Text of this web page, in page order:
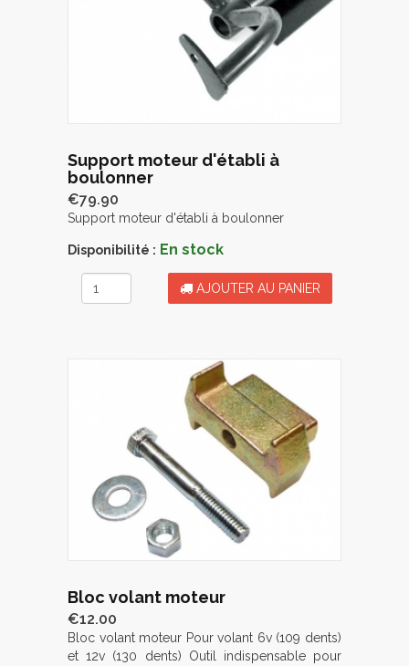
Support moteur d'établi à
boulonner
€79.90
Support moteur d'établi à boulonner
Disponibilité : En stock
AJOUTER AU PANIER
Bloc volant moteur
€12.00
Bloc volant moteur Pour volant 6v (109 dents)
et 12v (130 dents) Outil indispensable pour